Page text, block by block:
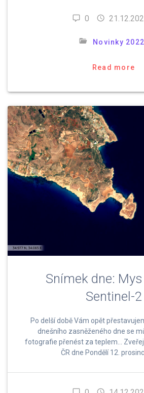
0
Novinky 2022
Read more
Snímek dne:
Sentinel-2
Po delší době Vám opět
dnešního zasněženého dne se
fotografie přenést za teplem…
ČR dne Pondělí 12.